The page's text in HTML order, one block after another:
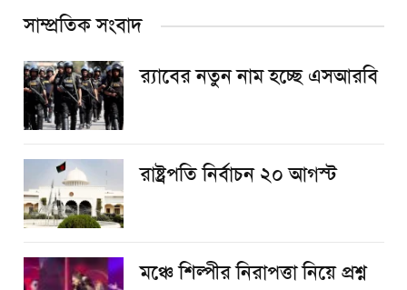
সাম্প্রতিক সংবাদ
র‌্যাবের নতুন নাম হচ্ছে এসআরবি
রাষ্ট্রপতি নির্বাচন ২০ আগস্ট
​মঞ্চে শিল্পীর নিরাপত্তা নিয়ে প্রশ্ন